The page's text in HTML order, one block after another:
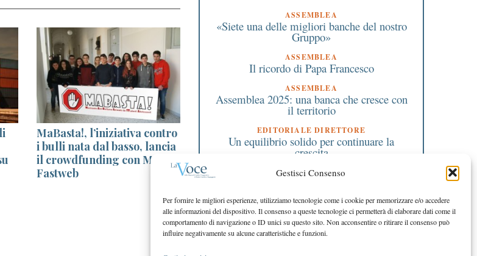
Gestisci Consenso
Per fornire le migliori esperienze, utilizziamo tecnologie come i cookie per memorizzare e/o accedere
alle informazioni del dispositivo. Il consenso a queste tecnologie ci permetterà di elaborare dati come il
comportamento di navigazione o ID unici su questo sito. Non acconsentire o ritirare il consenso può
influire negativamente su alcune caratteristiche e funzioni.
MaBasta!, l’iniziativa contro
i bulli nata dal basso, lancia
il crowdfunding con Miur e
Fastweb
Alla Liuc doppia laurea
magistrale in Economia ed
Isa: le indicazioni per
contribuenti e
dell’Agenzia delle
ASSEMBLEA
«Siete una delle migliori banche del nostro
Gruppo»
ASSEMBLEA
Il ricordo di Papa Francesco
ASSEMBLEA
Assemblea 2025: una banca che cresce con
il territorio
EDITORIALE DIRETTORE
Un equilibrio solido per continuare la
crescita
EDITORIALE PRESIDENTE
futuro